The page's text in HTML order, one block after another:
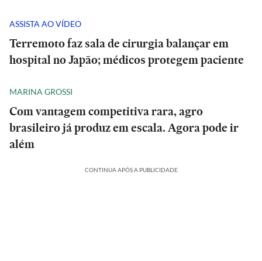
ASSISTA AO VÍDEO
Terremoto faz sala de cirurgia balançar em
hospital no Japão; médicos protegem paciente
MARINA GROSSI
Com vantagem competitiva rara, agro
brasileiro já produz em escala. Agora pode ir
além
CONTINUA APÓS A PUBLICIDADE